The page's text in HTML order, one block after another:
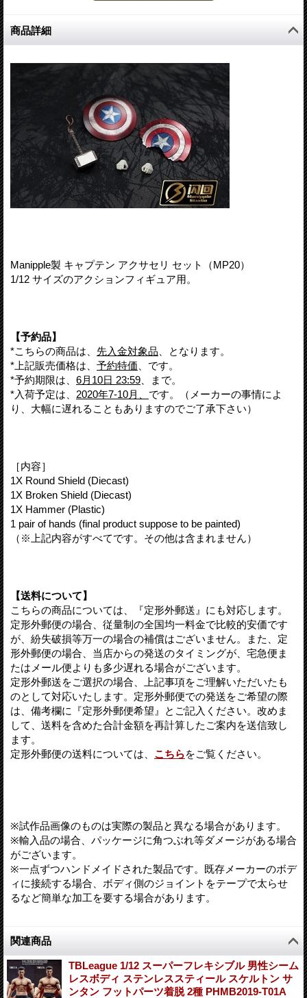
商品詳細
Manipple製 キャプテン アクサセリ セット（MP20）
1/12 サイズのアクションフィギュア用。
【予約品】
*こちらの商品は、 先入金対象品 、となります。
*上記販売価格は、 予約特価 、です。
*予約期限は、 6月10日 23:59 、まで。
*入荷予定は、 2020年7-10月、 です。（メーカーの事情によ
り、大幅に遅れることもありますのでご了承下さい）
［内容］
1X Round Shield (Diecast)
1X Broken Shield (Diecast)
1X Hammer (Plastic)
1 pair of hands (final product suppose to be painted)
（※上記内容がすべてです。その他は含まれません）
【送料について】
こちらの商品については、『定形外郵送』にも対応します。
定形外郵便の場合、従量制の全国均一料金で比較的安価です
が、紛失破損等万一の場合の補償はございません。また、定
形外郵便の場合、当店からの発送のタイミングが、宅急便ま
たはメール便よりも多少遅れる場合がございます。
定形外郵送をご選択の場合、上記事項をご理解いただいたも
のとして対応いたします。定形外郵便での発送をご希望の際
は、備考欄に『定形外郵便希望』とご記入ください。改めま
して、送料を含めた合計金額を再計算したご案内を送信致し
ます。
定形外郵便の送料については、 こちらをご覧ください。
※試作品画像のものは実際の製品と異なる場合があります。
※輸入品の場合、パッケージに角つぶれ等ダメージがある場合
がございます。
※一点ずつハンドメイドされた製品です。既存メーカーのボデ
ィに接続する場合、ボディ側のジョイントをテープで太らせ
るなど簡単な加工を要する場合があります。
関連商品
TBLeague 1/12 スーパーフレキシブル 男性シーム
レスボディ ステンレススティール スケルトン サ
ンタン フットパーツ着脱 2種 PHMB2019-T01A